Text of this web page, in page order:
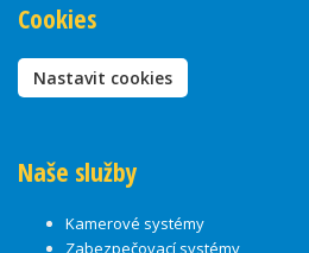
Cookies
Nastavit cookies
Naše služby
Kamerové systémy
Zabezpečovací systémy